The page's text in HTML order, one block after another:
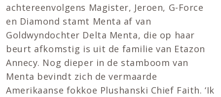
achtereenvolgens Magister, Jeroen, G-Force
en Diamond stamt Menta af van
Goldwyndochter Delta Menta, die op haar
beurt afkomstig is uit de familie van Etazon
Annecy. Nog dieper in de stamboom van
Menta bevindt zich de vermaarde
Amerikaanse fokkoe Plushanski Chief Faith. ‘Ik